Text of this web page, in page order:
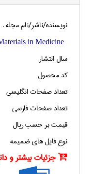
نویسنده/ناشر/نام مجله :
in Medicine
سال انتشار
کد محصول
تعداد صفحات انگليسی
تعداد صفحات فارسی
قیمت بر حسب ریال
نوع فایل های ضمیمه
جزئیات بیشتر و